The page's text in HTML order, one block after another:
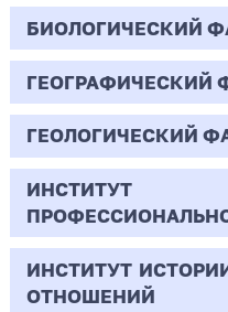
44.03.02
Психолого-
Очная | Бакалавр
Всего бюджетных
Бюджет/
Общие места
БИОЛОГИЧЕСКИЙ
06.03.01
Биология
Очная | Бакалавр
Всего бюджетных
Бюджет/Общие места
ГЕОГРАФИЧЕСКИЙ
05.03.02
География
Очная | Бакалавр
Всего бюджетных
ГЕОЛОГИЧЕСКИЙ
05.03.01
Геология
Очная | Бакалавр
ИНСТИТУТ
38.03.02
ИНСТИТУТ
ОТНОШЕНИЙ